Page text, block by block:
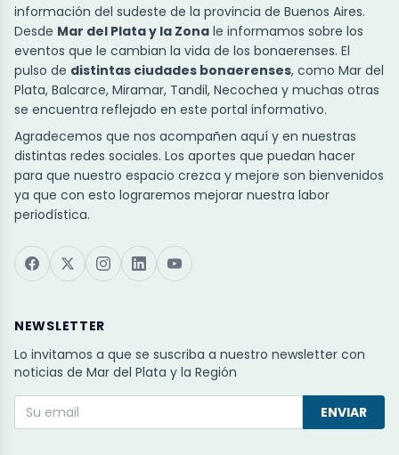
información del sudeste de la provincia de Buenos Aires.
Desde Mar del Plata y la Zona le informamos sobre los
eventos que le cambian la vida de los bonaerenses. El
pulso de distintas ciudades bonaerenses, como Mar del
Plata, Balcarce, Miramar, Tandil, Necochea y muchas otras
se encuentra reflejado en este portal informativo.
Agradecemos que nos acompañen aquí y en nuestras
distintas redes sociales. Los aportes que puedan hacer
para que nuestro espacio crezca y mejore son bienvenidos
ya que con esto lograremos mejorar nuestra labor
periodística.
NEWSLETTER
Lo invitamos a que se suscriba a nuestro newsletter con
noticias de Mar del Plata y la Región
ENVIAR